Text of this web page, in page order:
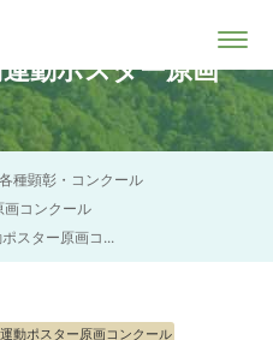
動ポスター原画
各種顕彰・コンクール
画コンクール
スター原画コ...
動ポスター原画コンクール